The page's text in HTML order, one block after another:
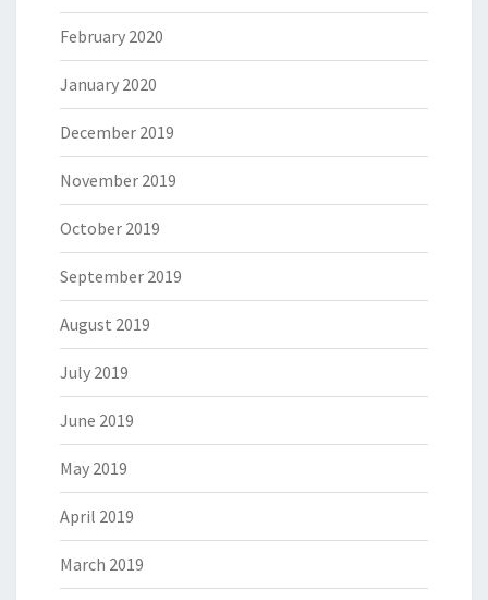
February 2020
January 2020
December 2019
November 2019
October 2019
September 2019
August 2019
July 2019
June 2019
May 2019
April 2019
March 2019